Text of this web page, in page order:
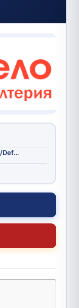
https://www.moedelo.org/Default/Auth